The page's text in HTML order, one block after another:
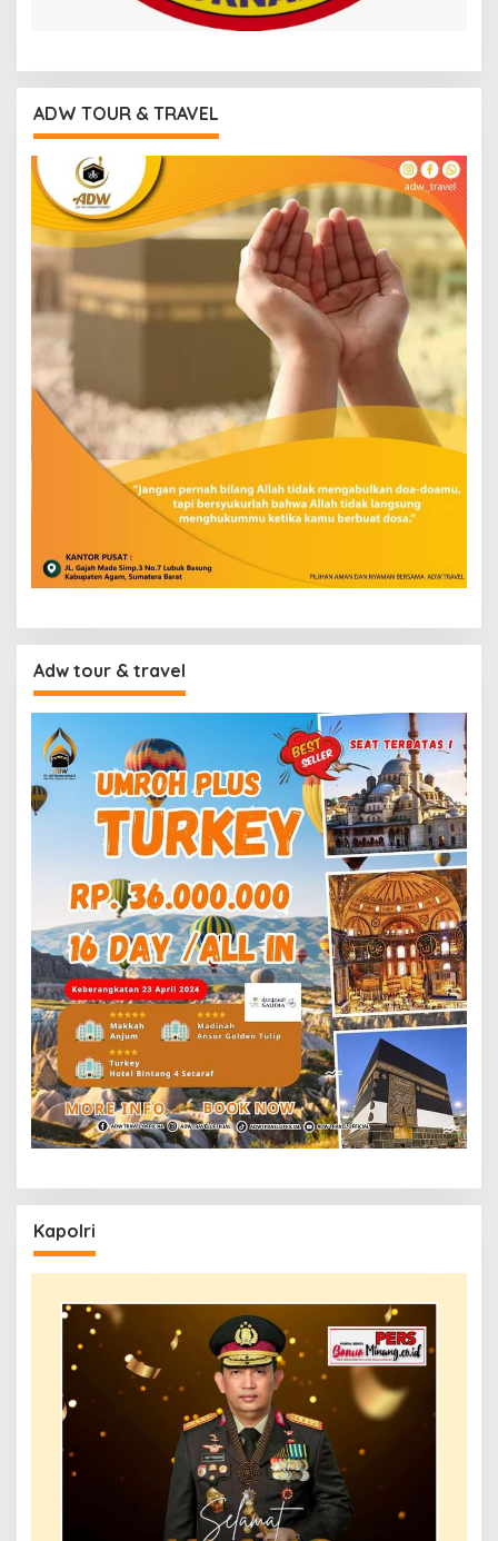
ADW TOUR & TRAVEL
Adw tour & travel
Kapolri